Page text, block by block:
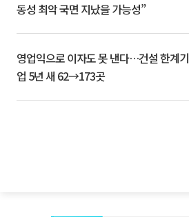
동성 최악 국면 지났을 가능성”
영업익으로 이자도 못 낸다…건설 한계기
업 5년 새 62→173곳